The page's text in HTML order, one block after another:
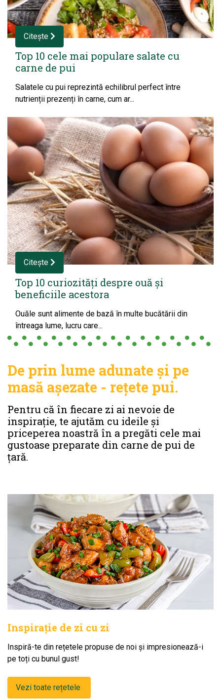
Citește
Top 10 cele mai populare salate cu
carne de pui
Salatele cu pui reprezintă echilibrul perfect între
nutrienții prezenți în carne, cum ar...
Citește
Top 10 curiozități despre ouă și
beneficiile acestora
Ouăle sunt alimente de bază în multe bucătării din
întreaga lume, lucru care...
De prin lume adunate și pe
masă așezate - rețete pui.
Pentru că în fiecare zi ai nevoie de
inspirație, te ajutăm cu ideile și
priceperea noastră în a pregăti cele mai
gustoase preparate din carne de pui de
țară.
Inspirație de zi cu zi
Inspiră-te din rețetele propuse de noi și impresionează-i
pe toți cu bunul gust!
Vezi toate rețetele